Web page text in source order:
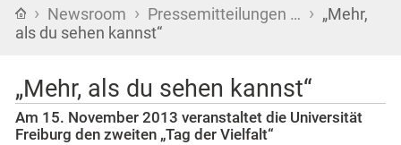
Startseite
› Newsroom › Pressemitteilungen … › „Mehr,
als du sehen kannst“
„Mehr, als du sehen kannst“
Am 15. November 2013 veranstaltet die Universität
Freiburg den zweiten „Tag der Vielfalt“